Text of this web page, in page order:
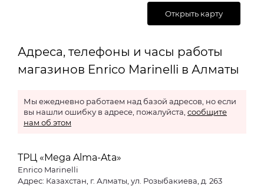
Открыть карту
Адреса, телефоны и часы работы
магазинов Enrico Marinelli в Алматы
Мы ежедневно работаем над базой адресов, но если
вы нашли ошибку в адресе, пожалуйста, сообщите
нам об этом
ТРЦ «Mega Alma-Ata»
Enrico Marinelli
Адрес: Казахстан, г. Алматы, ул. Розыбакиева, д. 263